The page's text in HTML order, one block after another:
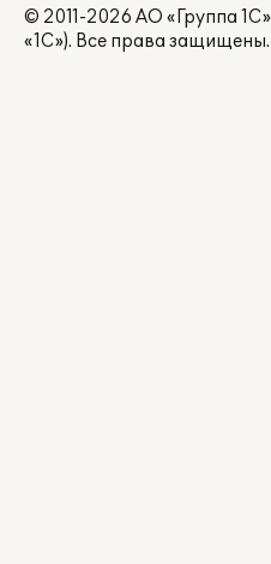
© 2011-2026 АО «Группа
«1С»). Все права защищены.